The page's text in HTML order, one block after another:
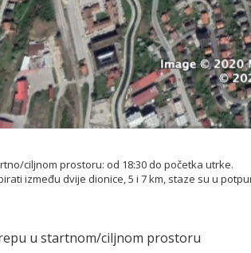
ciljnom prostoru: od 18:30 do početka utrke.
između dvije dionice, 5 i 7 km, staze su u
u startnom/ciljnom prostoru